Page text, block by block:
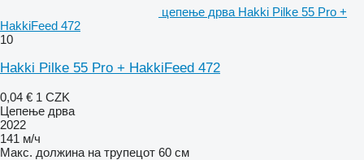
цепење дрва Hakki Pilke 55 Pro +
HakkiFeed 472
10
Hakki Pilke 55 Pro + HakkiFeed 472
0,04 € 1 CZK
Цепење дрва
2022
141 м/ч
Макс. должина на трупецот 60 см